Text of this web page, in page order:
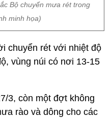
Bộ chuyển mưa rét trong
minh họa)
chuyển rét với nhiệt độ
vùng núi có nơi 13-15
3, còn một đợt không
rào và dông cho các